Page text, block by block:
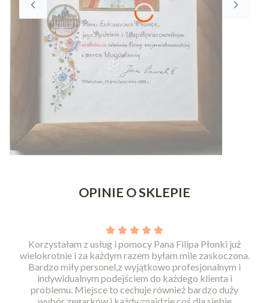
OPINIE O SKLEPIE
Korzystałam z usług i pomocy Pana Filipa Płonki już
wielokrotnie i za każdym razem byłam mile zaskoczona.
Bardzo miły personel,z wyjątkowo profesjonalnym i
indywidualnym podejściem do każdego klienta i
problemu. Miejsce to cechuje również bardzo duży
wybór zegarków i każdy znajdzie coś dla siebie